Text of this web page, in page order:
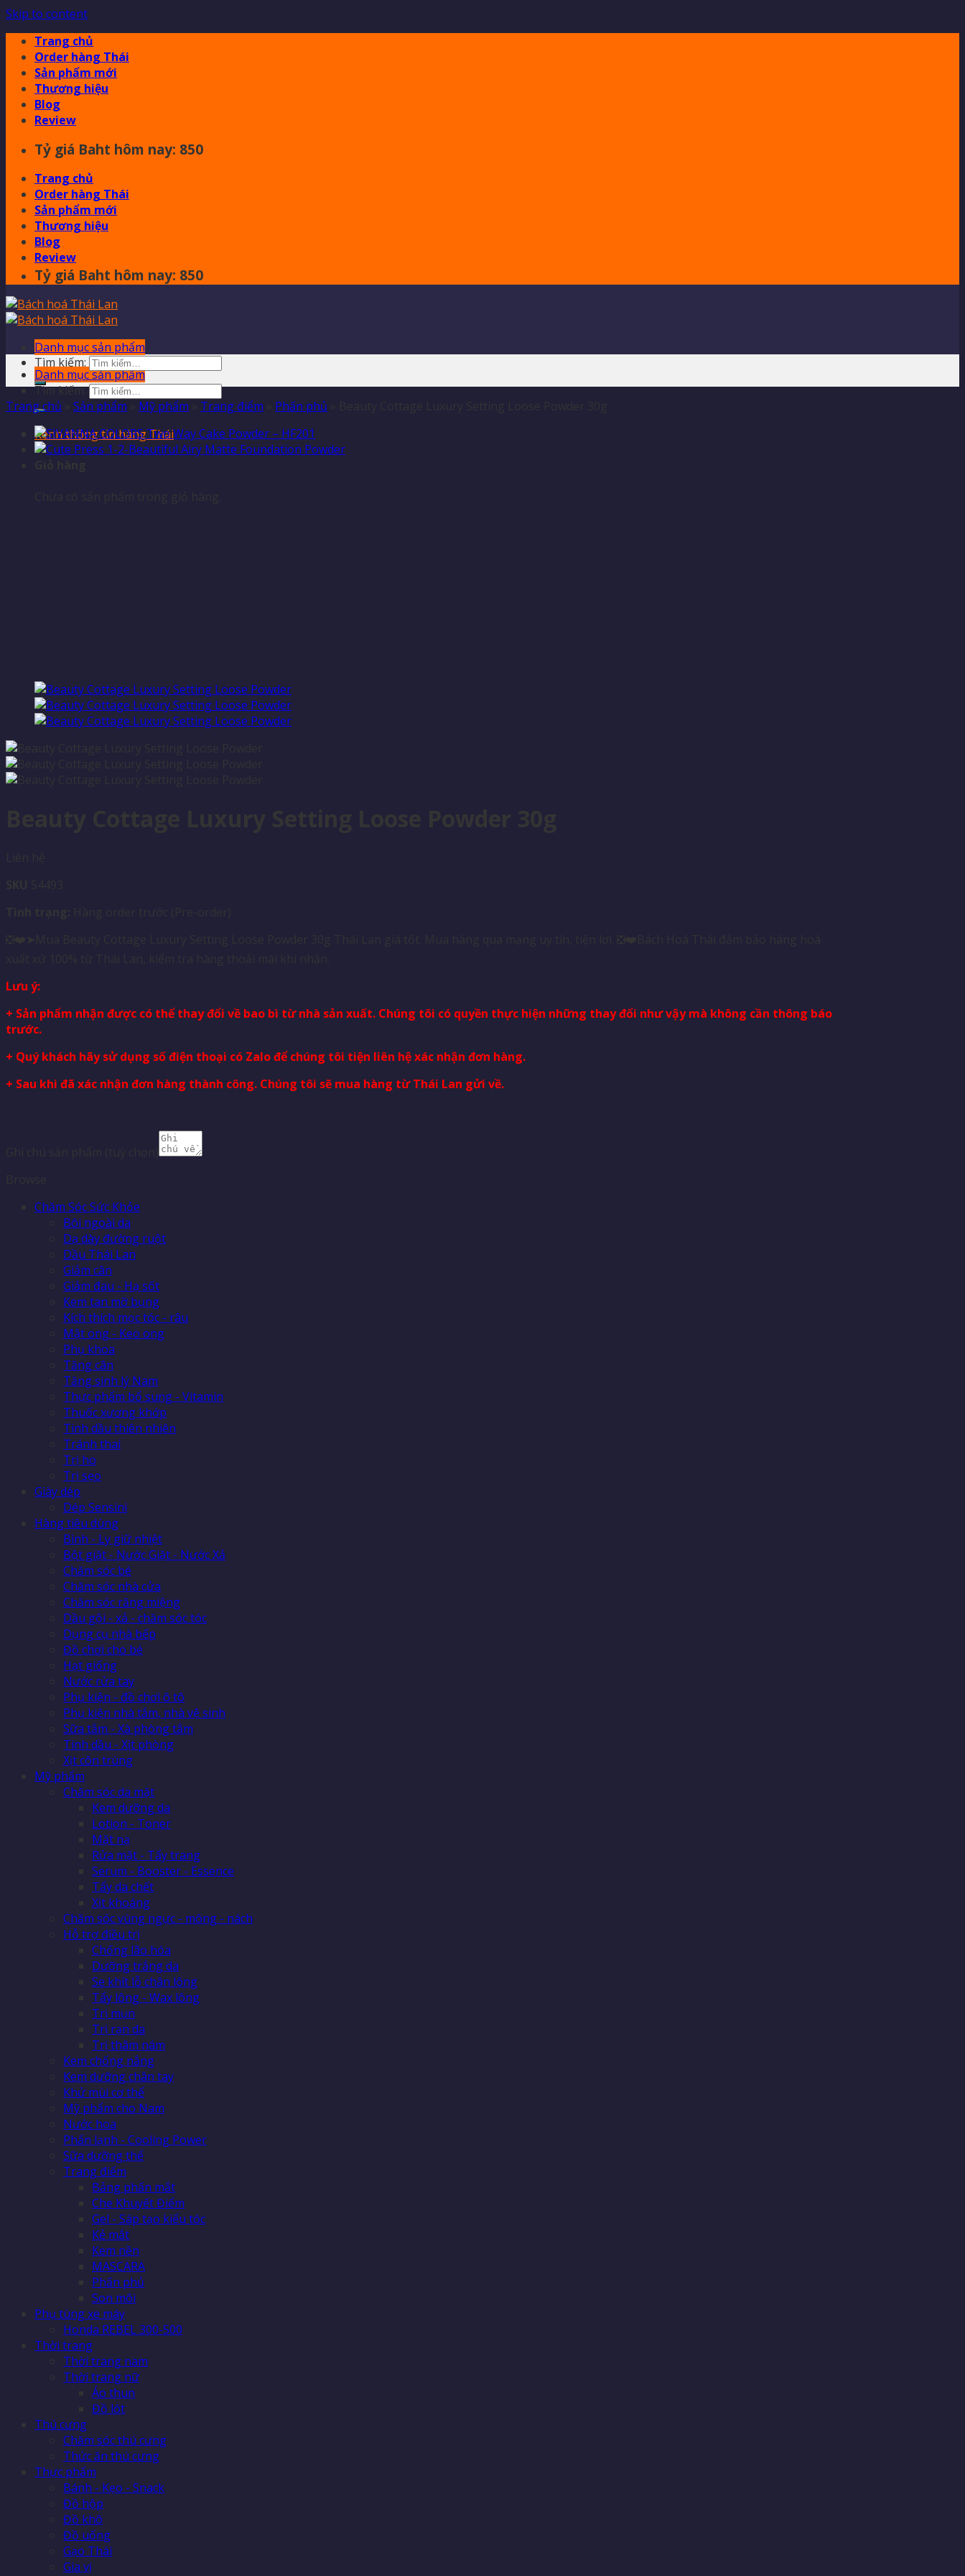
Skip to content
Trang chủ
Order hàng Thái
Sản phẩm mới
Thương hiệu
Blog
Review
Tỷ giá Baht hôm nay: 850
Trang chủ
Order hàng Thái
Sản phẩm mới
Thương hiệu
Blog
Review
Tỷ giá Baht hôm nay: 850
Danh mục sản phẩm
Danh mục sản phẩm
Tìm kiếm:
Kênh thông tin hàng Thái
Tìm kiếm:
Trang chủ Sản phẩm Mỹ phẩm Trang điểm Phấn phủ
Lưu ý:
+ Sản phẩm nhận được có thể thay đổi về bao bì từ nhà sản xuất. Chúng tôi có quyền thực hiện những thay đổi như vậy mà không cần thông báo
trước.
+ Quý khách hãy sử dụng số điện thoại có Zalo để chúng tôi tiện liên hệ xác nhận đơn hàng.
+ Sau khi đã xác nhận đơn hàng thành công. Chúng tôi sẽ mua hàng từ Thái Lan gửi về.
Chăm Sóc Sức Khỏe
Bôi ngoài da
Dạ dày đường ruột
Dầu Thái Lan
Giảm cân
Giảm đau - Hạ sốt
Kem tan mỡ bụng
Kích thích mọc tóc - râu
Mật ong - Keo ong
Phụ khoa
Tăng cân
Tăng sinh lý Nam
Thực phẩm bổ sung - Vitamin
Thuốc xương khớp
Tinh dầu thiên nhiên
Tránh thai
Trị ho
Trị sẹo
Giày dép
Dép Sensini
Hàng tiêu dùng
Bình - Ly giữ nhiệt
Bột giặt - Nước Giặt - Nước Xả
Chăm sóc bé
Chăm sóc nhà cửa
Chăm sóc răng miệng
Dầu gội - xả - chăm sóc tóc
Dụng cụ nhà bếp
Đồ chơi cho bé
Hạt giống
Nước rửa tay
Phụ kiện - đồ chơi ô tô
Phụ kiện nhà tắm, nhà vệ sinh
Sữa tắm - Xà phòng tắm
Tinh dầu - Xịt phòng
Xịt côn trùng
Mỹ phẩm
Chăm sóc da mặt
Kem dưỡng da
Lotion - Toner
Mặt nạ
Rửa mặt - Tẩy trang
Serum - Booster - Essence
Tẩy da chết
Xịt khoáng
Chăm sóc vùng ngực - mông - nách
Hỗ trợ điều trị
Chống lão hóa
Dưỡng trắng da
Se khít lỗ chân lông
Tẩy lông - Wax lông
Trị mụn
Trị rạn da
Trị thâm nám
Kem chống nắng
Kem dưỡng chân tay
Khử mùi cơ thể
Mỹ phẩm cho Nam
Nước hoa
Phấn lạnh - Cooling Power
Sữa dưỡng thể
Trang điểm
Bảng phấn mắt
Che Khuyết Điểm
Gel - Sáp tạo kiểu tóc
Kẻ mắt
Kem nền
MASCARA
Phấn phủ
Son môi
Phụ tùng xe máy
Honda REBEL 300-500
Thời trang
Thời trang nam
Thời trang nữ
Áo thun
Đồ lót
Thú cưng
Chăm sóc thú cưng
Thức ăn thú cưng
Thực phẩm
Bánh - Kẹo - Snack
Đồ hộp
Đồ khô
Đồ uống
Gạo Thái
Gia vị